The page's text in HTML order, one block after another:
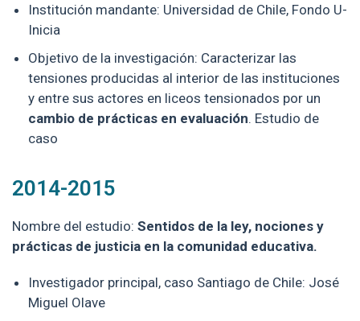
Institución mandante: Universidad de Chile, Fondo U-
Inicia
Objetivo de la investigación: Caracterizar las
tensiones producidas al interior de las instituciones
y entre sus actores en liceos tensionados por un
cambio de prácticas en evaluación. Estudio de
caso
2014-2015
Nombre del estudio: Sentidos de la ley, nociones y
prácticas de justicia en la comunidad educativa.
Investigador principal, caso Santiago de Chile: José
Miguel Olave